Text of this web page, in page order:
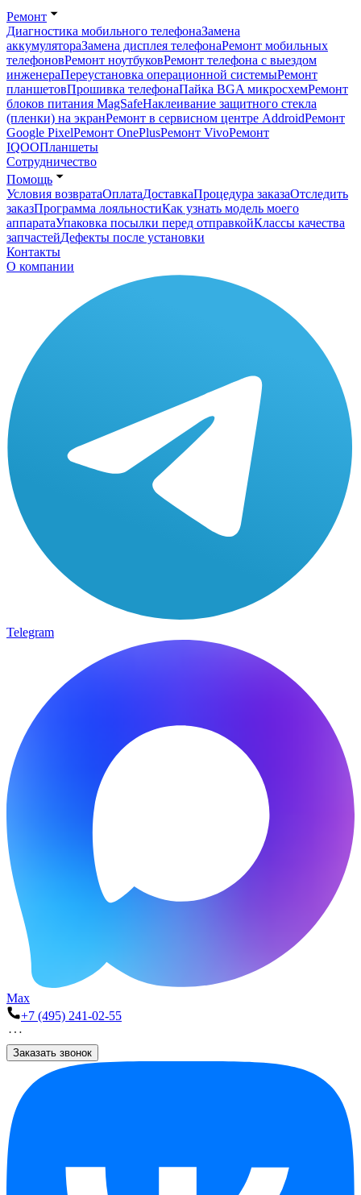
Ремонт
Диагностика мобильного телефонаЗамена
аккумулятораЗамена дисплея телефонаРемонт мобильных
телефоновРемонт ноутбуковРемонт телефона с выездом
инженераПереустановка операционной системыРемонт
планшетовПрошивка телефонаПайка BGA микросхемРемонт
блоков питания MagSafeНаклеивание защитного стекла
(пленки) на экранРемонт в сервисном центре AddroidРемонт
Google PixelРемонт OnePlusРемонт VivoРемонт
IQOOПланшеты
Сотрудничество
Помощь
Условия возвратаОплатаДоставкаПроцедура заказаОтследить
заказПрограмма лояльностиКак узнать модель моего
аппаратаУпаковка посылки перед отправкойКлассы качества
запчастейДефекты после установки
Контакты
О компании
Telegram
Max
+7 (495) 241-02-55
Заказать звонок